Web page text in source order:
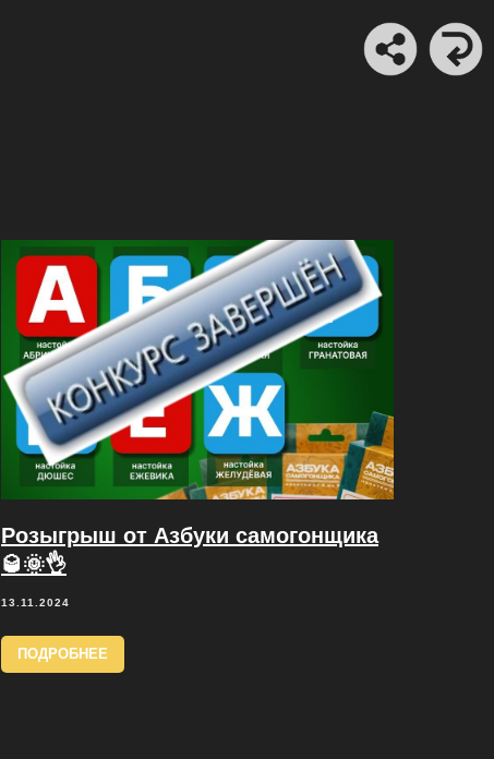
Розыгрыш от Азбуки самогонщика
🥃🌞👌
13.11.2024
ПОДРОБНЕЕ